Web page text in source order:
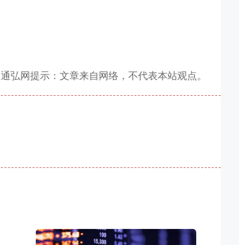
通弘网提示：文章来自网络，不代表本站观点。